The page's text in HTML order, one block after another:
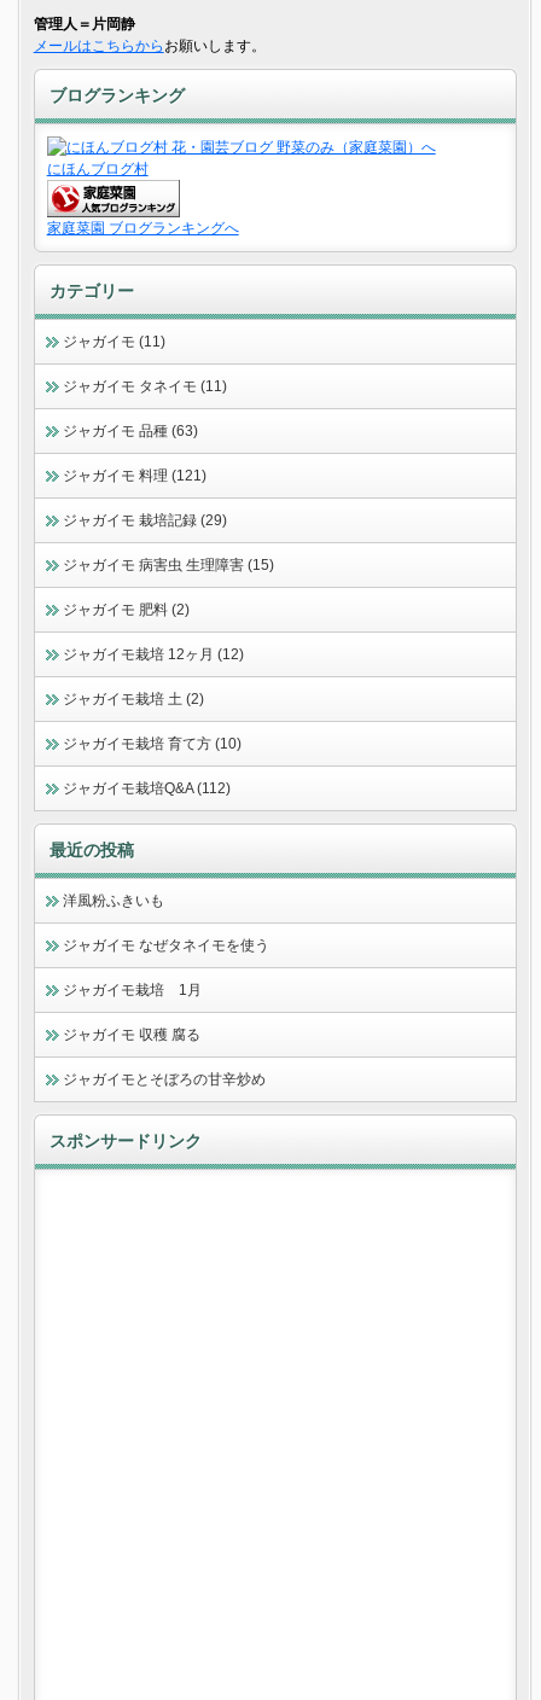
管理人＝片岡静
メールはこちらから お願いします。
ブログランキング
にほんブログ村
家庭菜園 ブログランキングへ
カテゴリー
ジャガイモ (11)
ジャガイモ タネイモ (11)
ジャガイモ 品種 (63)
ジャガイモ 料理 (121)
ジャガイモ 栽培記録 (29)
ジャガイモ 病害虫 生理障害 (15)
ジャガイモ 肥料 (2)
ジャガイモ栽培 12ヶ月 (12)
ジャガイモ栽培 土 (2)
ジャガイモ栽培 育て方 (10)
ジャガイモ栽培Q&A (112)
最近の投稿
洋風粉ふきいも
ジャガイモ なぜタネイモを使う
ジャガイモ栽培 1月
ジャガイモ 収穫 腐る
ジャガイモとそぼろの甘辛炒め
スポンサードリンク